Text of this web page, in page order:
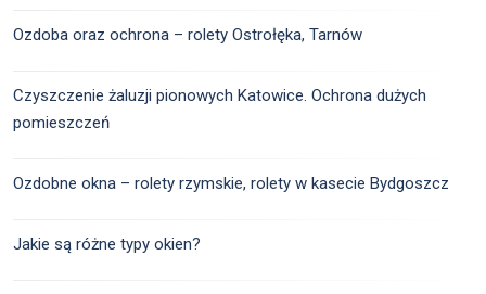
Ozdoba oraz ochrona – rolety Ostrołęka, Tarnów
Czyszczenie żaluzji pionowych Katowice. Ochrona dużych
pomieszczeń
Ozdobne okna – rolety rzymskie, rolety w kasecie Bydgoszcz
Jakie są różne typy okien?